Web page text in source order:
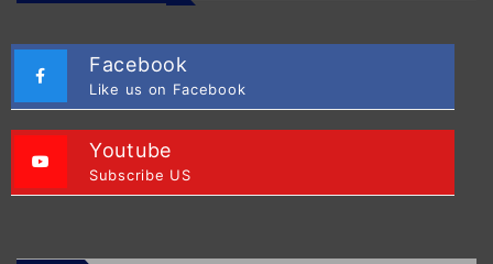
Facebook
Like us on Facebook
Youtube
Subscribe US